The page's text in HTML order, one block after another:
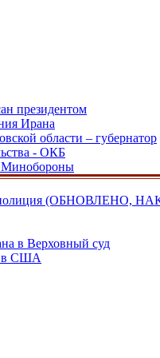
президентом
Ирана
области – губернатор
- ОКБ
Минобороны
– полиция (ОБНОВЛЕНО,
в Верховный суд
в США